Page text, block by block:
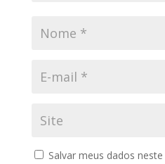
Salvar meus dados